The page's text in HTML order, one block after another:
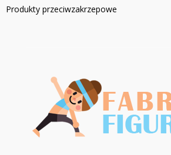
Produkty przeciwzakrzepowe